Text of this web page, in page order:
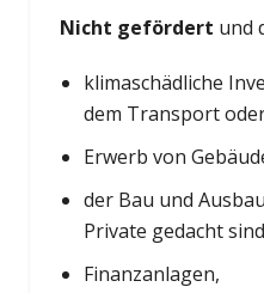
Nicht gefördert und
klimaschädliche
dem Transport
Erwerb von
der Bau und
Private gedacht
Finanzanlagen,